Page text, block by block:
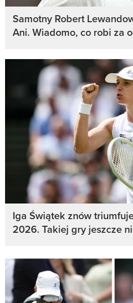
Samotny Robert
Ani. Wiadomo, co robi za
Iga Świątek znów
2026. Takiej gry jeszcze